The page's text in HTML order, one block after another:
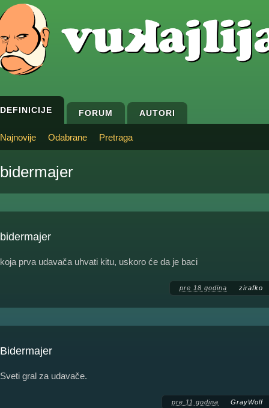
DEFINICIJE FORUM AUTORI
Najnovije Odabrane Pretraga
bidermajer
bidermajer
koja prva udavača uhvati kitu, uskoro će da je baci
pre 18 godina zirafko
Bidermajer
Sveti gral za udavače.
pre 11 godina GrayWolf